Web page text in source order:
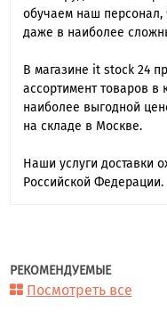
обучаем наш
даже в наиболее
В магазине it stock 24
ассортимент товаров в
наиболее выгодной
на складе в Москве.
Наши услуги доставки
Российской Федерации.
РЕКОМЕНДУЕМЫЕ
Посмотреть все